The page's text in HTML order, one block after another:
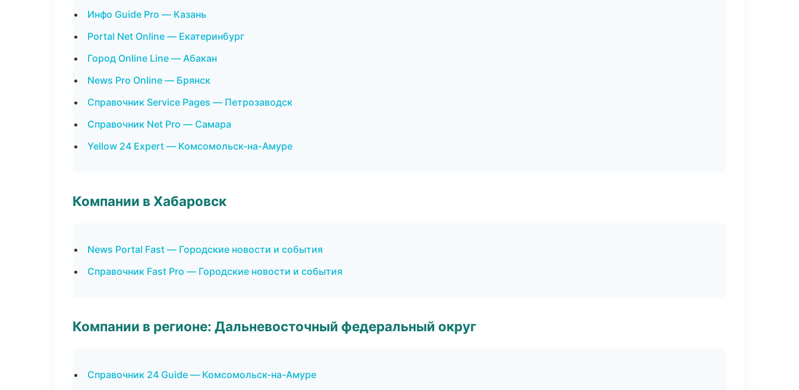
Инфо Guide Pro — Казань
Portal Net Online — Екатеринбург
Город Online Line — Абакан
News Pro Online — Брянск
Справочник Service Pages — Петрозаводск
Справочник Net Pro — Самара
Yellow 24 Expert — Комсомольск-на-Амуре
Компании в Хабаровск
News Portal Fast — Городские новости и события
Справочник Fast Pro — Городские новости и события
Компании в регионе: Дальневосточный федеральный округ
Справочник 24 Guide — Комсомольск-на-Амуре